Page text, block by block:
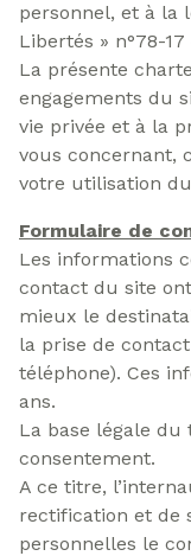
personnel, et à la
Libertés » n°78-
La présente
engagements du
vie privée et à la
vous concernant,
votre utilisation
Formulaire de
Les informations
contact du site
mieux le
la prise de
téléphone). Ces
ans.
La base légale du
consentement.
A ce titre,
rectification et de
personnelles le